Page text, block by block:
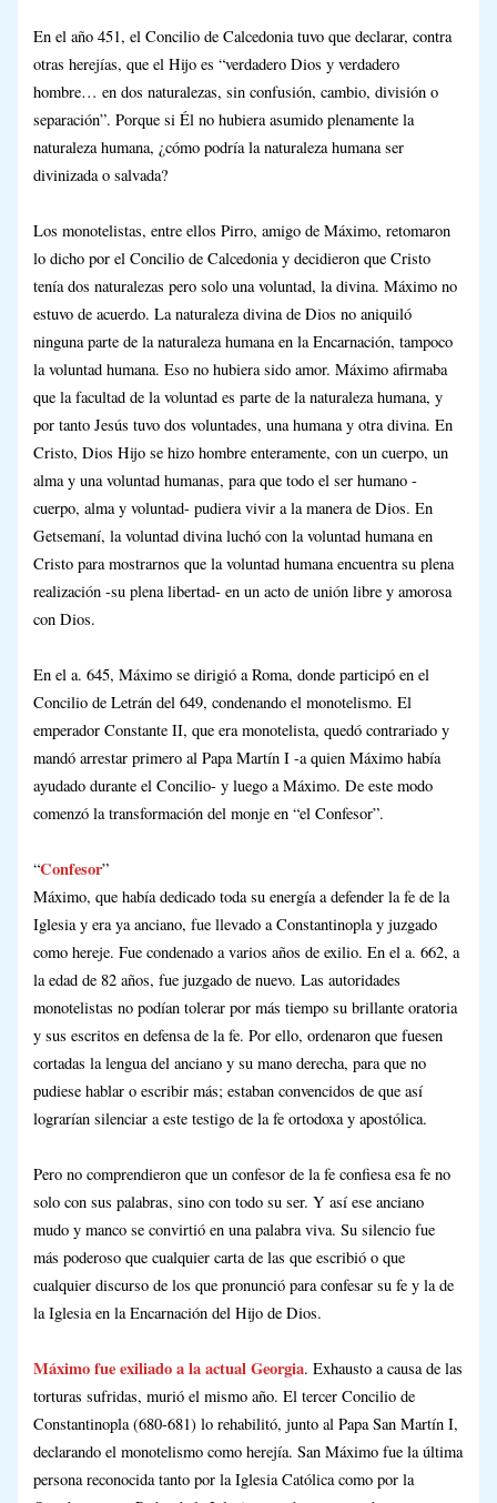
En el año 451, el Concilio de Calcedonia tuvo que declarar, contra
otras herejías, que el Hijo es “verdadero Dios y verdadero
hombre… en dos naturalezas, sin confusión, cambio, división o
separación”. Porque si Él no hubiera asumido plenamente la
naturaleza humana, ¿cómo podría la naturaleza humana ser
divinizada o salvada?
Los monotelistas, entre ellos Pirro, amigo de Máximo, retomaron
lo dicho por el Concilio de Calcedonia y decidieron que Cristo
tenía dos naturalezas pero solo una voluntad, la divina. Máximo no
estuvo de acuerdo. La naturaleza divina de Dios no aniquiló
ninguna parte de la naturaleza humana en la Encarnación, tampoco
la voluntad humana. Eso no hubiera sido amor. Máximo afirmaba
que la facultad de la voluntad es parte de la naturaleza humana, y
por tanto Jesús tuvo dos voluntades, una humana y otra divina. En
Cristo, Dios Hijo se hizo hombre enteramente, con un cuerpo, un
alma y una voluntad humanas, para que todo el ser humano -
cuerpo, alma y voluntad- pudiera vivir a la manera de Dios. En
Getsemaní, la voluntad divina luchó con la voluntad humana en
Cristo para mostrarnos que la voluntad humana encuentra su plena
realización -su plena libertad- en un acto de unión libre y amorosa
con Dios.
En el a. 645, Máximo se dirigió a Roma, donde participó en el
Concilio de Letrán del 649, condenando el monotelismo. El
emperador Constante II, que era monotelista, quedó contrariado y
mandó arrestar primero al Papa Martín I -a quien Máximo había
ayudado durante el Concilio- y luego a Máximo. De este modo
comenzó la transformación del monje en “el Confesor”.
“Confesor”
Máximo, que había dedicado toda su energía a defender la fe de la
Iglesia y era ya anciano, fue llevado a Constantinopla y juzgado
como hereje. Fue condenado a varios años de exilio. En el a. 662, a
la edad de 82 años, fue juzgado de nuevo. Las autoridades
monotelistas no podían tolerar por más tiempo su brillante oratoria
y sus escritos en defensa de la fe. Por ello, ordenaron que fuesen
cortadas la lengua del anciano y su mano derecha, para que no
pudiese hablar o escribir más; estaban convencidos de que así
lograrían silenciar a este testigo de la fe ortodoxa y apostólica.
Pero no comprendieron que un confesor de la fe confiesa esa fe no
solo con sus palabras, sino con todo su ser. Y así ese anciano
mudo y manco se convirtió en una palabra viva. Su silencio fue
más poderoso que cualquier carta de las que escribió o que
cualquier discurso de los que pronunció para confesar su fe y la de
la Iglesia en la Encarnación del Hijo de Dios.
Máximo fue exiliado a la actual Georgia. Exhausto a causa de las
torturas sufridas, murió el mismo año. El tercer Concilio de
Constantinopla (680-681) lo rehabilitó, junto al Papa San Martín I,
declarando el monotelismo como herejía. San Máximo fue la última
persona reconocida tanto por la Iglesia Católica como por la